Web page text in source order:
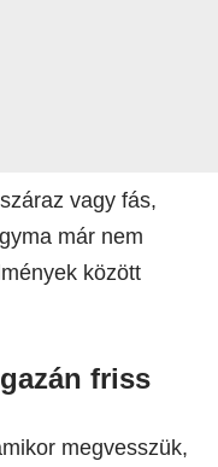
vagy fás,
már nem
között
friss
megvesszük,